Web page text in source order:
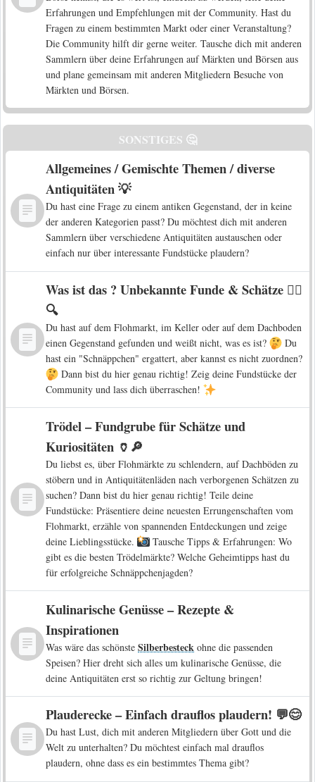
Erfahrungen und Empfehlungen mit der Community. Hast du
Fragen zu einem bestimmten Markt oder einer Veranstaltung?
Die Community hilft dir gerne weiter. Tausche dich mit anderen
Sammlern über deine Erfahrungen auf Märkten und Börsen aus
und plane gemeinsam mit anderen Mitgliedern Besuche von
Märkten und Börsen.
SONSTIGES 🤔
Allgemeines / Gemischte Themen / diverse
Antiquitäten 💡
Du hast eine Frage zu einem antiken Gegenstand, der in keine
der anderen Kategorien passt? Du möchtest dich mit anderen
Sammlern über verschiedene Antiquitäten austauschen oder
einfach nur über interessante Fundstücke plaudern?
Was ist das ? Unbekannte Funde & Schätze 🕵️‍♀️
🔍
Du hast auf dem Flohmarkt, im Keller oder auf dem Dachboden
einen Gegenstand gefunden und weißt nicht, was es ist?
Du
hast ein "Schnäppchen" ergattert, aber kannst es nicht zuordnen?
Dann bist du hier genau richtig! Zeig deine Fundstücke der
Community und lass dich überraschen!
Trödel – Fundgrube für Schätze und
Kuriositäten 🏺🔎
Du liebst es, über Flohmärkte zu schlendern, auf Dachböden zu
stöbern und in Antiquitätenläden nach verborgenen Schätzen zu
suchen? Dann bist du hier genau richtig! Teile deine
Fundstücke: Präsentiere deine neuesten Errungenschaften vom
Flohmarkt, erzähle von spannenden Entdeckungen und zeige
deine Lieblingsstücke.
Tausche Tipps & Erfahrungen: Wo
gibt es die besten Trödelmärkte? Welche Geheimtipps hast du
für erfolgreiche Schnäppchenjagden?
Kulinarische Genüsse – Rezepte &
Inspirationen
Was wäre das schönsteSilberbesteck ohne die passenden
Speisen? Hier dreht sich alles um kulinarische Genüsse, die
deine Antiquitäten erst so richtig zur Geltung bringen!
Plauderecke – Einfach drauflos plaudern! 💬😊
Du hast Lust, dich mit anderen Mitgliedern über Gott und die
Welt zu unterhalten? Du möchtest einfach mal drauflos
plaudern, ohne dass es ein bestimmtes Thema gibt?